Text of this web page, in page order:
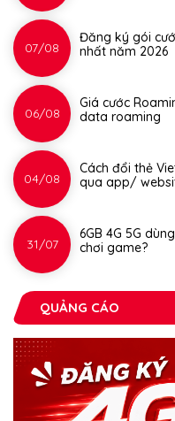
07/08
Đăng ký gói
nhất năm 2026
06/08
Giá cước
data roaming
04/08
Cách đổi thẻ
qua app/
31/07
6GB 4G 5G
chơi game?
QUẢNG CÁO